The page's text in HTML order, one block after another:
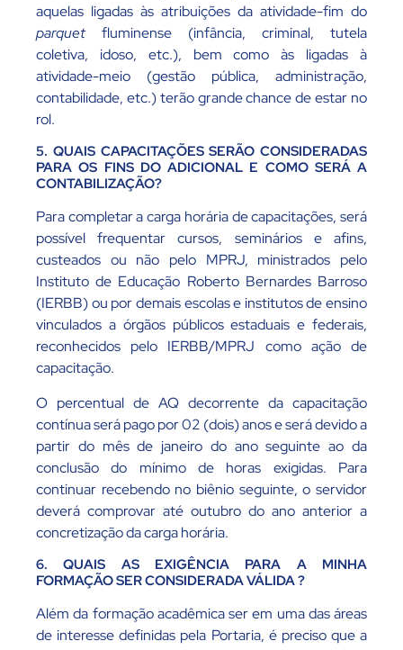
aquelas ligadas às atribuições da atividade-fim do
parquet fluminense (infância, criminal, tutela
coletiva, idoso, etc.), bem como às ligadas à
atividade-meio (gestão pública, administração,
contabilidade, etc.) terão grande chance de estar no
rol.
5. QUAIS CAPACITAÇÕES SERÃO CONSIDERADAS
PARA OS FINS DO ADICIONAL E COMO SERÁ A
CONTABILIZAÇÃO?
Para completar a carga horária de capacitações, será
possível frequentar cursos, seminários e afins,
custeados ou não pelo MPRJ, ministrados pelo
Instituto de Educação Roberto Bernardes Barroso
(IERBB) ou por demais escolas e institutos de ensino
vinculados a órgãos públicos estaduais e federais,
reconhecidos pelo IERBB/MPRJ como ação de
capacitação.
O percentual de AQ decorrente da capacitação
contínua será pago por 02 (dois) anos e será devido a
partir do mês de janeiro do ano seguinte ao da
conclusão do mínimo de horas exigidas. Para
continuar recebendo no biênio seguinte, o servidor
deverá comprovar até outubro do ano anterior a
concretização da carga horária.
6. QUAIS AS EXIGÊNCIA PARA A MINHA
FORMAÇÃO SER CONSIDERADA VÁLIDA ?
Além da formação acadêmica ser em uma das áreas
de interesse definidas pela Portaria, é preciso que a